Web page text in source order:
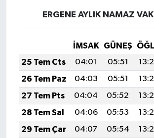
ERGENE AYLIK NAMAZ
İMSAK GÜNEŞ
25 Tem Cts
04:01 05:51
26 Tem Paz
04:03 05:51
27 Tem Pts
04:04 05:52
28 Tem Sal
04:06 05:53
29 Tem Çar
04:07 05:54